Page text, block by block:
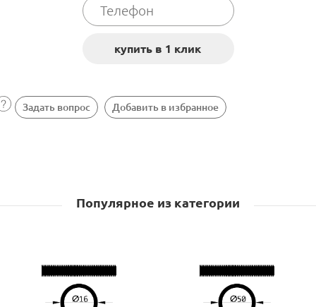
Задать вопрос Добавить в избранное
Популярное из категории